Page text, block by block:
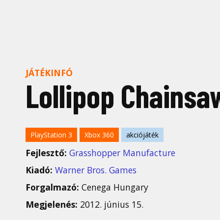
JÁTÉKINFÓ
Lollipop
PlayStation 3 Xbox 360 akciójáték
Fejlesztő: Grasshopper Manufacture
Kiadó: Warner Bros. Games
Forgalmazó: Cenega Hungary
Megjelenés: 2012. június 15.